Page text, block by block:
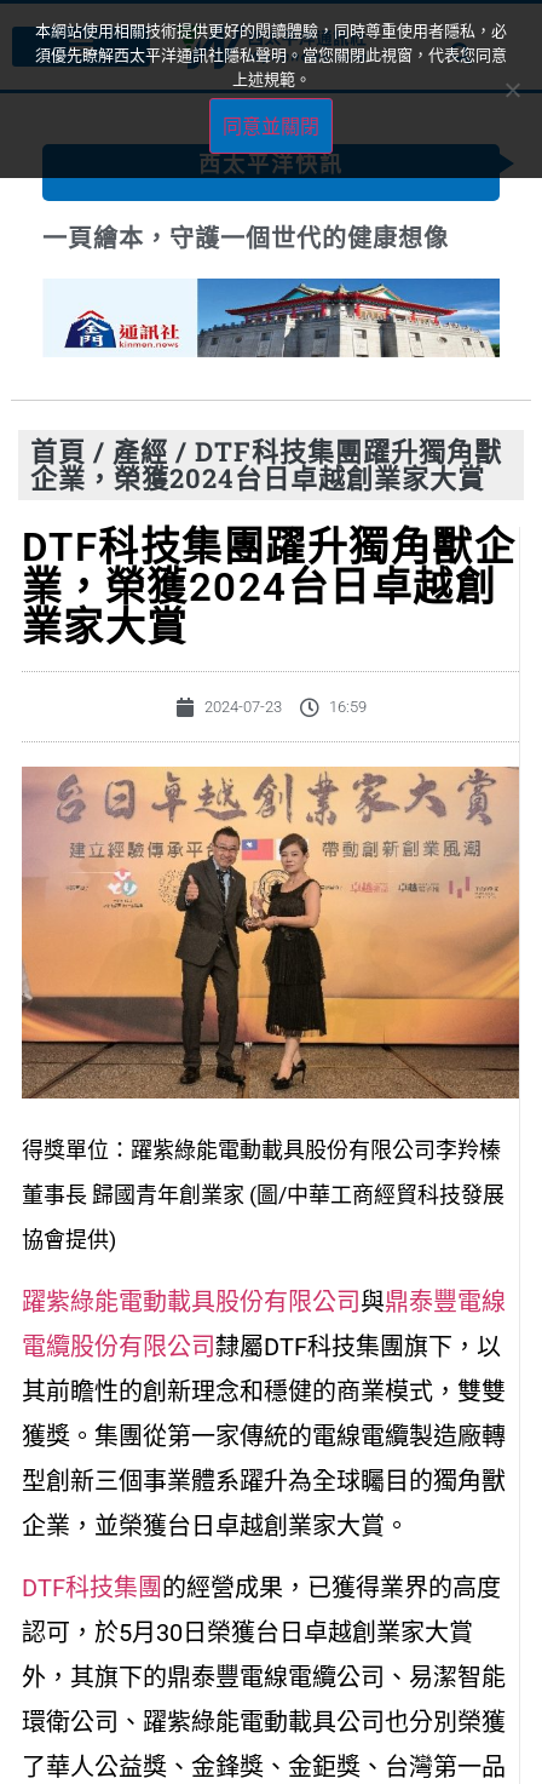
西太平洋快訊
一頁繪本，守護一個世代的健康想像
首頁 / 產經 / DTF科技集團躍升獨角獸
企業，榮獲2024台日卓越創業家大賞
DTF科技集團躍升獨角獸企
業，榮獲2024台日卓越創
業家大賞
2024-07-23 16:59
得獎單位：躍紫綠能電動載具股份有限公司李羚榛
董事長 歸國青年創業家 (圖/中華工商經貿科技發展
協會提供)
躍紫綠能電動載具股份有限公司與鼎泰豐電線
電纜股份有限公司隸屬DTF科技集團旗下，以
其前瞻性的創新理念和穩健的商業模式，雙雙
獲獎。集團從第一家傳統的電線電纜製造廠轉
型創新三個事業體系躍升為全球矚目的獨角獸
企業，並榮獲台日卓越創業家大賞。
DTF科技集團的經營成果，已獲得業界的高度
認可，於5月30日榮獲台日卓越創業家大賞
外，其旗下的鼎泰豐電線電纜公司、易潔智能
環衛公司、躍紫綠能電動載具公司也分別榮獲
了華人公益獎、金鋒獎、金鉅獎、台灣第一品
本網站使用相關技術提供更好的閱讀體驗，同時尊重使用者隱私，必
須優先瞭解西太平洋通訊社隱私聲明。當您關閉此視窗，代表您同意
上述規範。
同意並關閉